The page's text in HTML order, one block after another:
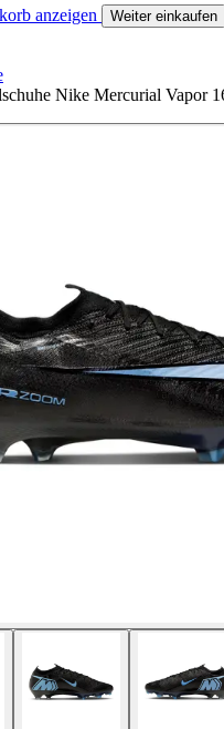
anzeigen Weiter einkaufen
Nike Mercurial Vapor